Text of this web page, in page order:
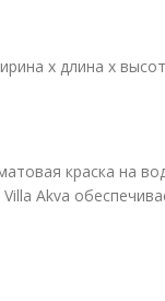
х длина х
краска на
Akva